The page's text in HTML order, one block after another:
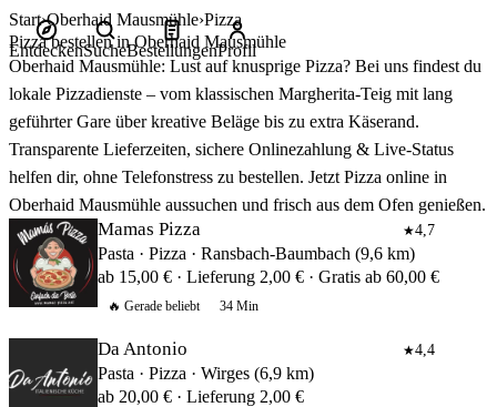
Start Oberhaid Mausmühle Pizza
Pizza bestellen in Oberhaid Mausmühle
Oberhaid Mausmühle: Lust auf knusprige Pizza? Bei uns findest du
lokale Pizzadienste – vom klassischen Margherita‑Teig mit lang
geführter Gare über kreative Beläge bis zu extra Käserand.
Transparente Lieferzeiten, sichere Onlinezahlung & Live‑Status
helfen dir, ohne Telefonstress zu bestellen. Jetzt Pizza online in
Oberhaid Mausmühle aussuchen und frisch aus dem Ofen genießen.
Mamas Pizza ★4,7
Pasta · Pizza · Ransbach-Baumbach (9,6 km)
ab 15,00 € · Lieferung 2,00 € · Gratis ab 60,00 €
🔥 Gerade beliebt 34 Min
Da Antonio ★4,4
Pasta · Pizza · Wirges (6,9 km)
ab 20,00 € · Lieferung 2,00 €
EntdeckenSucheBestellungenProfil